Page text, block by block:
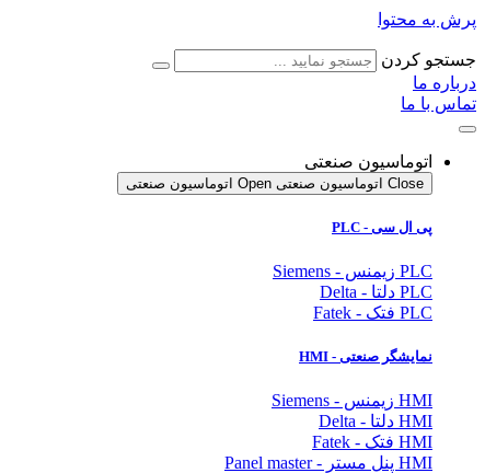
پرش به محتوا
جستجو کردن
درباره ما
تماس با ما
اتوماسیون صنعتی
Close اتوماسیون صنعتی Open اتوماسیون صنعتی
پی ال سی - PLC
PLC زیمنس - Siemens
PLC دلتا - Delta
PLC فتک - Fatek
نمایشگر صنعتی - HMI
HMI زیمنس - Siemens
HMI دلتا - Delta
HMI فتک - Fatek
HMI پنل مستر - Panel master